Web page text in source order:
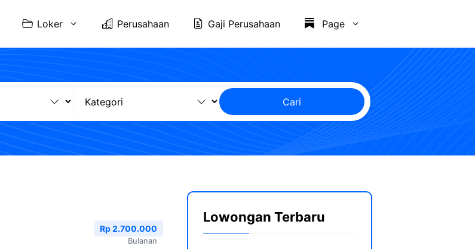
Loker Perusahaan Gaji Perusahaan Page
Cari
Rp 2.700.000
Bulanan
Lowongan Terbaru